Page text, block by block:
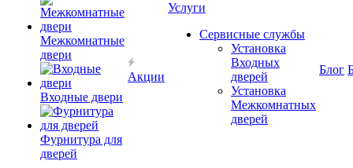
Межкомнатные
двери
Входные двери
Фурнитура для
дверей
Акции
Услуги
Сервисные службы
Установка
Входных
дверей
Установка
Межкомнатных
дверей
Блог